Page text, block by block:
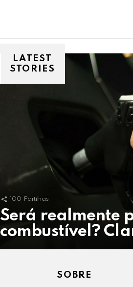
LATEST
STORIES
100 Partilhas
Será realmente
combustível?
SOBRE